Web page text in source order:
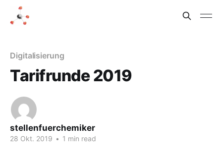
Digitalisierung
Tarifrunde 2019
stellenfuerchemiker
28 Okt. 2019 • 1 min read